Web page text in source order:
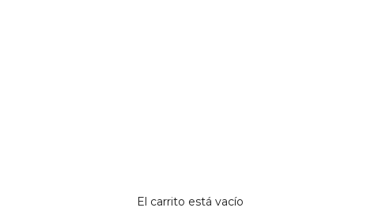
El carrito está vacío